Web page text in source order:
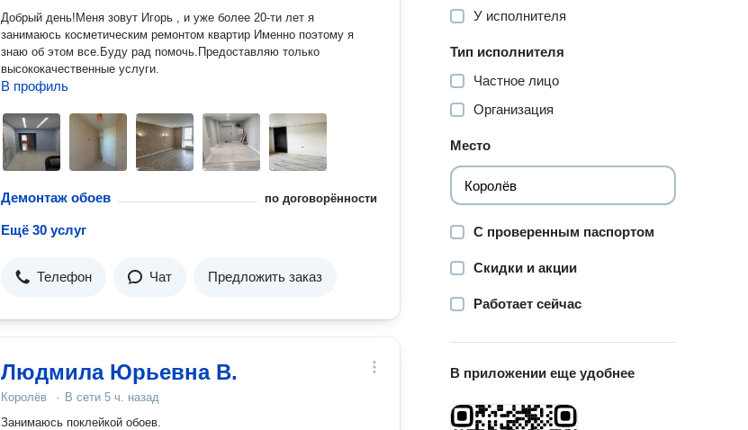
Добрый день!Меня зовут Игорь , и уже более 20-ти лет я
занимаюсь косметическим ремонтом квартир Именно поэтому я
знаю об этом все.Буду рад помочь.Предоставляю только
высококачественные услуги.
В профиль
Демонтаж обоев по договорённости
Ещё 30 услуг
Телефон Чат Предложить заказ
Людмила Юрьевна В.
Королёв · В сети 5 ч. назад
Занимаюсь поклейкой обоев.
У исполнителя
Тип исполнителя
Частное лицо
Организация
Место
С проверенным паспортом
Скидки и акции
Работает сейчас
В приложении еще удобнее